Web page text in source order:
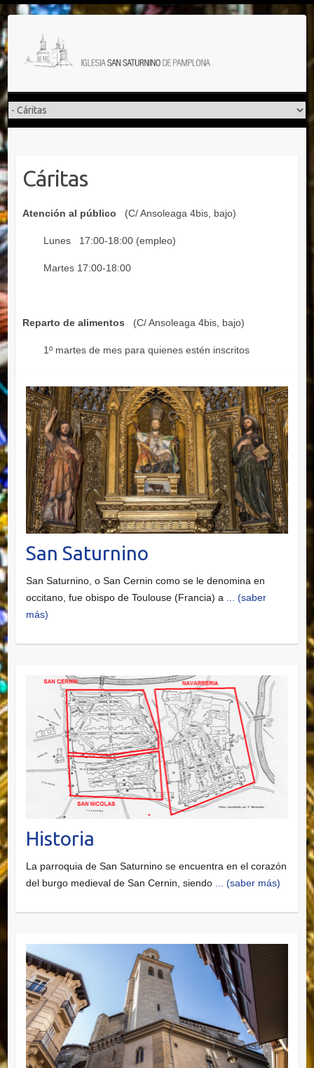
Saltar
al
contenido
Cáritas
Atención al público (C/ Ansoleaga 4bis, bajo)
Lunes 17:00-18:00 (empleo)
Martes 17:00-18:00
Reparto de alimentos (C/ Ansoleaga 4bis, bajo)
1º martes de mes para quienes estén inscritos
San Saturnino
San Saturnino, o San Cernin como se le denomina en
occitano, fue obispo de Toulouse (Francia) a ... (saber
más)
Historia
La parroquia de San Saturnino se encuentra en el corazón
del burgo medieval de San Cernin, siendo
... (saber más)